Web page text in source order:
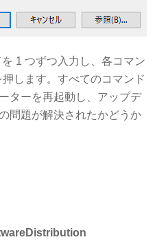
1 つずつ入力し、各コマン
します。すべてのコマンド
ターを再起動し、アップデ
問題が解決されたかどうか